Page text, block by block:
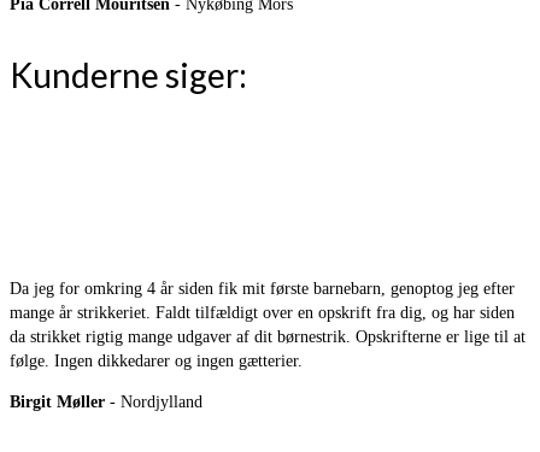
Pia Correll Mouritsen - Nykøbing Mors
Kunderne siger:
Da jeg for omkring 4 år siden fik mit første barnebarn, genoptog jeg efter
mange år strikkeriet. Faldt tilfældigt over en opskrift fra dig, og har siden
da strikket rigtig mange udgaver af dit børnestrik. Opskrifterne er lige til at
følge. Ingen dikkedarer og ingen gætterier.
Birgit Møller - Nordjylland